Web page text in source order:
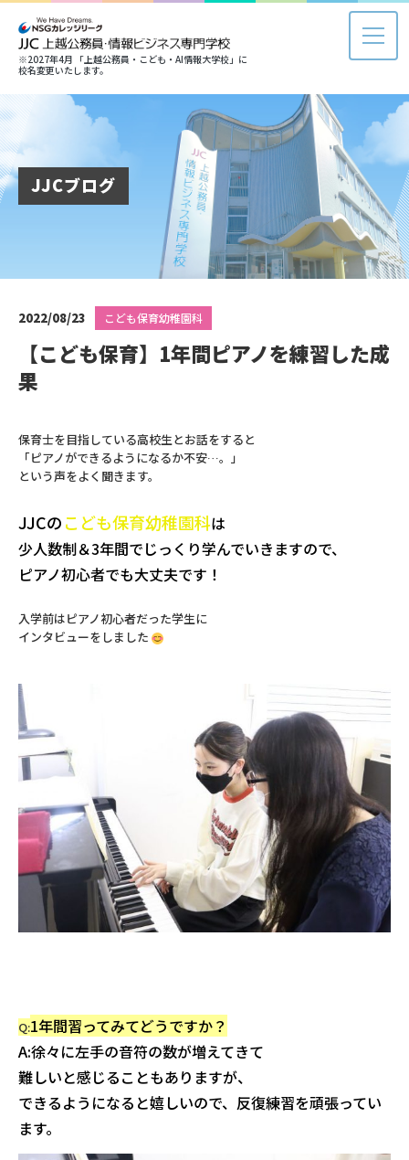
※2027年4月 「上越公務員・こども・AI情報大学校」に
校名変更いたします。
JJCブログ
2022/08/23 こども保育幼稚園科
【こども保育】1年間ピアノを練習した成
果
保育士を目指している高校生とお話をすると
「ピアノができるようになるか不安…。」
という声をよく聞きます。
JJCのこども保育幼稚園科は
少人数制＆3年間でじっくり学んでいきますので、
ピアノ初心者でも大丈夫です！
入学前はピアノ初心者だった学生に
インタビューをしました
Q:1年間習ってみてどうですか？
A:徐々に左手の音符の数が増えてきて
難しいと感じることもありますが、
できるようになると嬉しいので、反復練習を頑張ってい
ます。